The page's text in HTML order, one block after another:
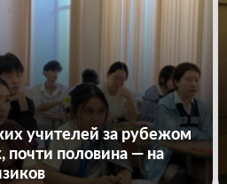
учителей за рубежом
почти половина — на